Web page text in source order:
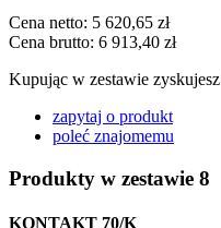
Cena netto: 5 620,65 zł
Cena brutto: 6 913,40 zł
Kupując w zestawie zyskujesz
zapytaj o produkt
poleć znajomemu
Produkty w zestawie 8
KONTAKT 70/K